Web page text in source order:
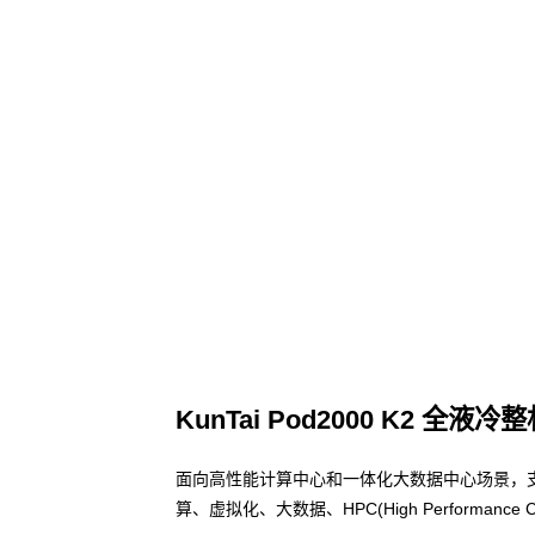
KunTai Pod2000 K2 全液冷整
面向高性能计算中心和一体化大数据中心场景
算、虚拟化、大数据、HPC(High Performance